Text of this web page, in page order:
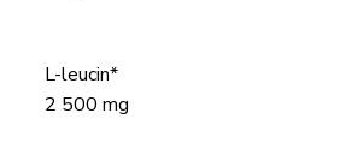
L-leucin*
2 500 mg